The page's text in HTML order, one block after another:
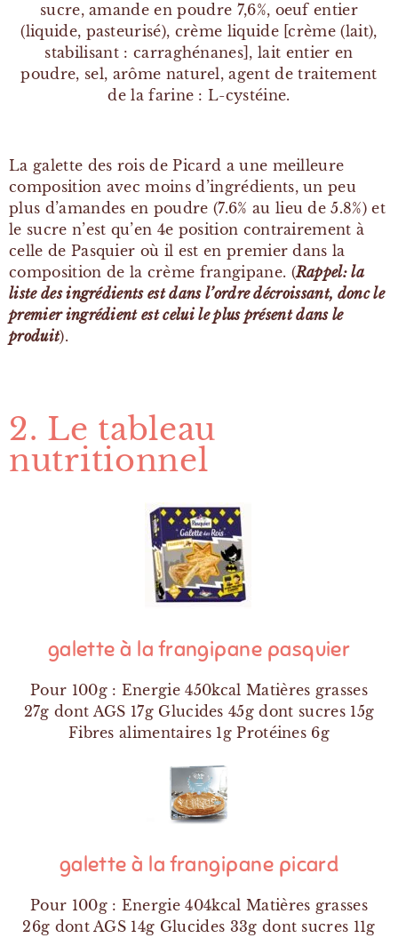
sucre, amande en poudre 7,6%, oeuf entier
(liquide, pasteurisé), crème liquide [crème (lait),
stabilisant : carraghénanes], lait entier en
poudre, sel, arôme naturel, agent de traitement
de la farine : L-cystéine.
La galette des rois de Picard a une meilleure
composition avec moins d’ingrédients, un peu
plus d’amandes en poudre (7.6% au lieu de 5.8%) et
le sucre n’est qu’en 4e position contrairement à
celle de Pasquier où il est en premier dans la
composition de la crème frangipane. (Rappel: la
liste des ingrédients est dans l’ordre décroissant, donc le
premier ingrédient est celui le plus présent dans le
produit).
2. Le tableau
nutritionnel
galette à la frangipane pasquier
Pour 100g : Energie 450kcal Matières grasses
27g dont AGS 17g Glucides 45g dont sucres 15g
Fibres alimentaires 1g Protéines 6g
galette à la frangipane picard
Pour 100g : Energie 404kcal Matières grasses
26g dont AGS 14g Glucides 33g dont sucres 11g